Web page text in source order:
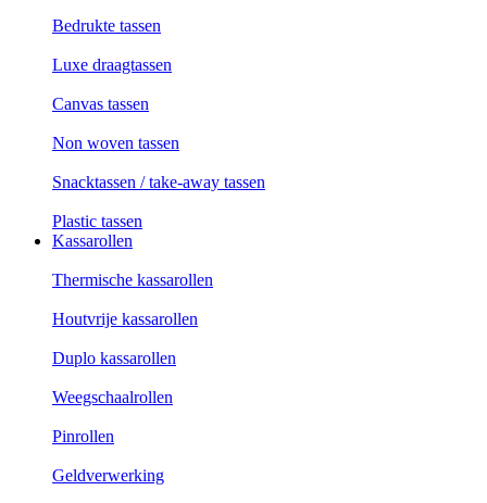
Bedrukte tassen
Luxe draagtassen
Canvas tassen
Non woven tassen
Snacktassen / take-away tassen
Plastic tassen
Kassarollen
Thermische kassarollen
Houtvrije kassarollen
Duplo kassarollen
Weegschaalrollen
Pinrollen
Geldverwerking